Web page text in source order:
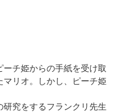
ーチ姫からの手紙を受け取
マリオ。しかし、ピーチ姫
究をするフランクリ先生